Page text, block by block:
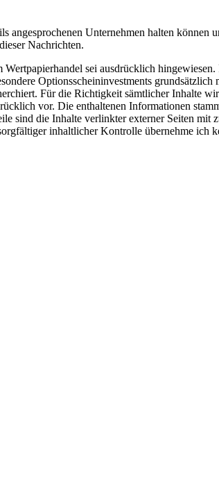
angesprochenen Unternehmen halten können
Nachrichten.
sei ausdrücklich
Optionsscheininvestments
Für die Richtigkeit sämtlicher Inhalte
vor. Die enthaltenen Informationen
sind die Inhalte verlinkter externer Seiten mit
inhaltlicher Kontrolle übernehme ich